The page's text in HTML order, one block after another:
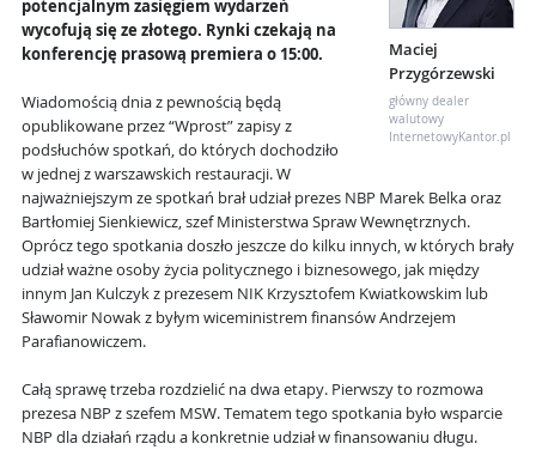
Maciej
Przygórzewski
główny dealer
walutowy
InternetowyKantor.pl
potencjalnym zasięgiem wydarzeń
wycofują się ze złotego. Rynki czekają na
konferencję prasową premiera o 15:00.
Wiadomością dnia z pewnością będą
opublikowane przez “Wprost” zapisy z
podsłuchów spotkań, do których dochodziło
w jednej z warszawskich restauracji. W
najważniejszym ze spotkań brał udział prezes NBP Marek Belka oraz
Bartłomiej Sienkiewicz, szef Ministerstwa Spraw Wewnętrznych.
Oprócz tego spotkania doszło jeszcze do kilku innych, w których brały
udział ważne osoby życia politycznego i biznesowego, jak między
innym Jan Kulczyk z prezesem NIK Krzysztofem Kwiatkowskim lub
Sławomir Nowak z byłym wiceministrem finansów Andrzejem
Parafianowiczem.
Całą sprawę trzeba rozdzielić na dwa etapy. Pierwszy to rozmowa
prezesa NBP z szefem MSW. Tematem tego spotkania było wsparcie
NBP dla działań rządu a konkretnie udział w finansowaniu długu.